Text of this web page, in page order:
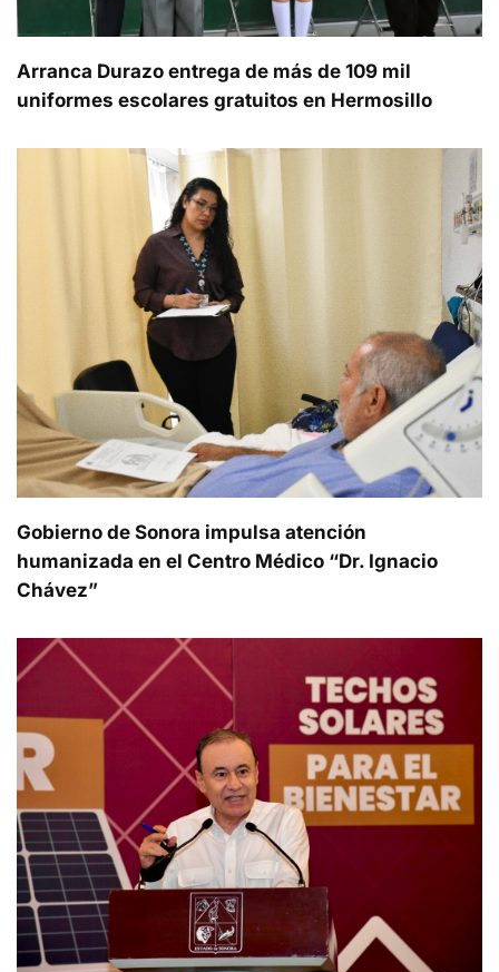
Arranca Durazo entrega de más de 109 mil
uniformes escolares gratuitos en Hermosillo
Gobierno de Sonora impulsa atención
humanizada en el Centro Médico “Dr. Ignacio
Chávez”